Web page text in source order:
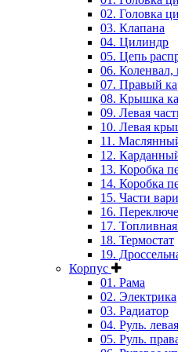
02. Головка
03. Клапана
04. Цилиндр
05. Цепь
06. Коленвал,
07. Правый
08. Крышка
09. Левая
10. Левая
11.
12.
13. Коробка
14. Коробка
15. Части
16.
17.
18. Термостат
19.
Корпус
01. Рама
02. Электрика
03. Радиатор
04. Руль.
05. Руль.